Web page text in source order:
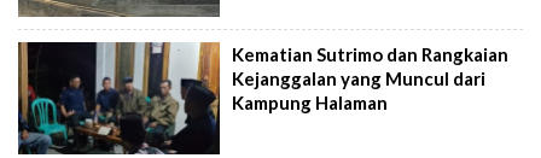
Kematian Sutrimo dan Rangkaian
Kejanggalan yang Muncul dari
Kampung Halaman